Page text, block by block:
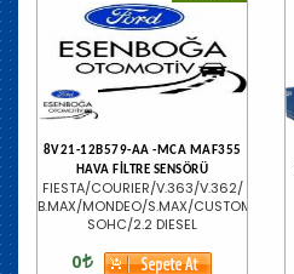
8V21-12B579-AA -MCA MAF355
HAVA FİLTRE SENSÖRÜ
FIESTA/COURIER/V.363/V.362/
B.MAX/MONDEO/S.MAX/CUSTOM/1.5/1.6
SOHC/2.2 DIESEL
0